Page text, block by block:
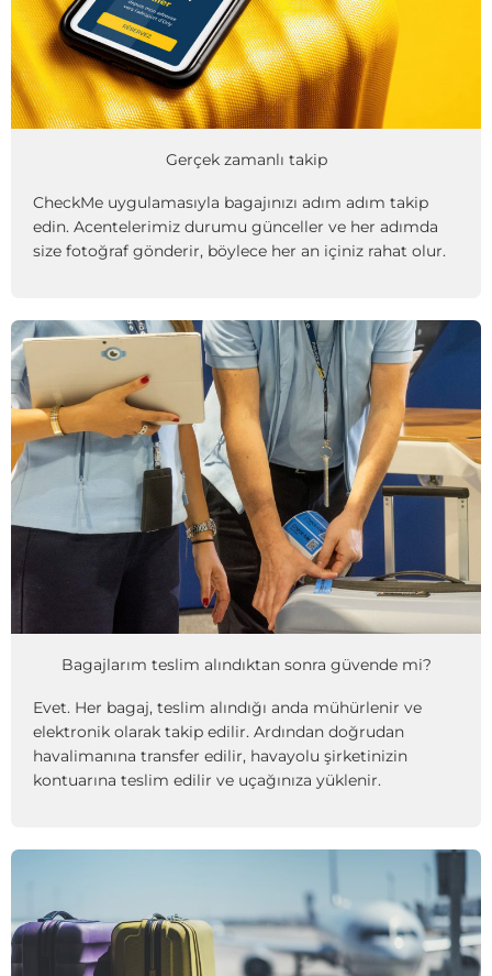
Gerçek zamanlı takip
CheckMe uygulamasıyla bagajınızı adım adım takip
edin. Acentelerimiz durumu günceller ve her adımda
size fotoğraf gönderir, böylece her an içiniz rahat olur.
Bagajlarım teslim alındıktan sonra güvende mi?
Evet. Her bagaj, teslim alındığı anda mühürlenir ve
elektronik olarak takip edilir. Ardından doğrudan
havalimanına transfer edilir, havayolu şirketinizin
kontuarına teslim edilir ve uçağınıza yüklenir.